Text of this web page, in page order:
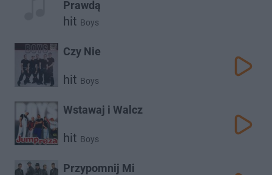
Prawdą
hit Boys
Czy Nie
hit Boys
Wstawaj i Walcz
hit Boys
Przypomnij Mi